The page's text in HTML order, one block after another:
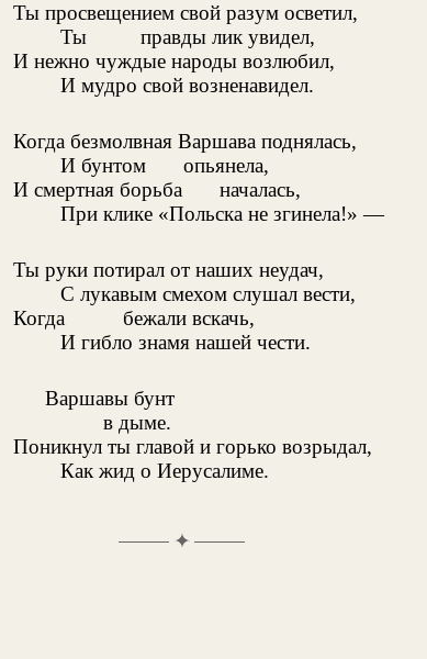
Ты просвещением свой разум осветил,
Ты
правды лик увидел,
И нежно чуждые народы возлюбил,
И мудро свой возненавидел.
Когда безмолвная Варшава поднялась,
И бунтом
опьянела,
И смертная борьба
началась,
При клике «Польска не згинела!» —
Ты руки потирал от наших неудач,
С лукавым смехом слушал вести,
Когда
бежали вскачь,
И гибло знамя нашей чести.
Варшавы бунт
в дыме.
Поникнул ты главой и горько возрыдал,
Как жид о Иерусалиме.
✦